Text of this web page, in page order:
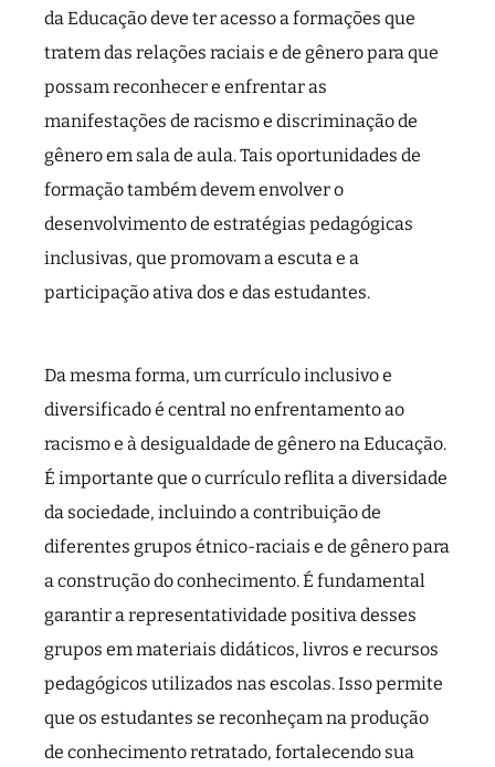
da Educação deve ter acesso a formações que
tratem das relações raciais e de gênero para que
possam reconhecer e enfrentar as
manifestações de racismo e discriminação de
gênero em sala de aula. Tais oportunidades de
formação também devem envolver o
desenvolvimento de estratégias pedagógicas
inclusivas, que promovam a escuta e a
participação ativa dos e das estudantes.
Da mesma forma, um currículo inclusivo e
diversificado é central no enfrentamento ao
racismo e à desigualdade de gênero na Educação.
É importante que o currículo reflita a diversidade
da sociedade, incluindo a contribuição de
diferentes grupos étnico-raciais e de gênero para
a construção do conhecimento. É fundamental
garantir a representatividade positiva desses
grupos em materiais didáticos, livros e recursos
pedagógicos utilizados nas escolas. Isso permite
que os estudantes se reconheçam na produção
de conhecimento retratado, fortalecendo sua